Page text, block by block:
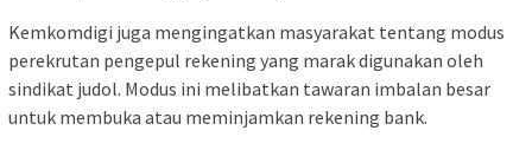
Kemkomdigi juga mengingatkan masyarakat tentang modus
perekrutan pengepul rekening yang marak digunakan oleh
sindikat judol. Modus ini melibatkan tawaran imbalan besar
untuk membuka atau meminjamkan rekening bank.